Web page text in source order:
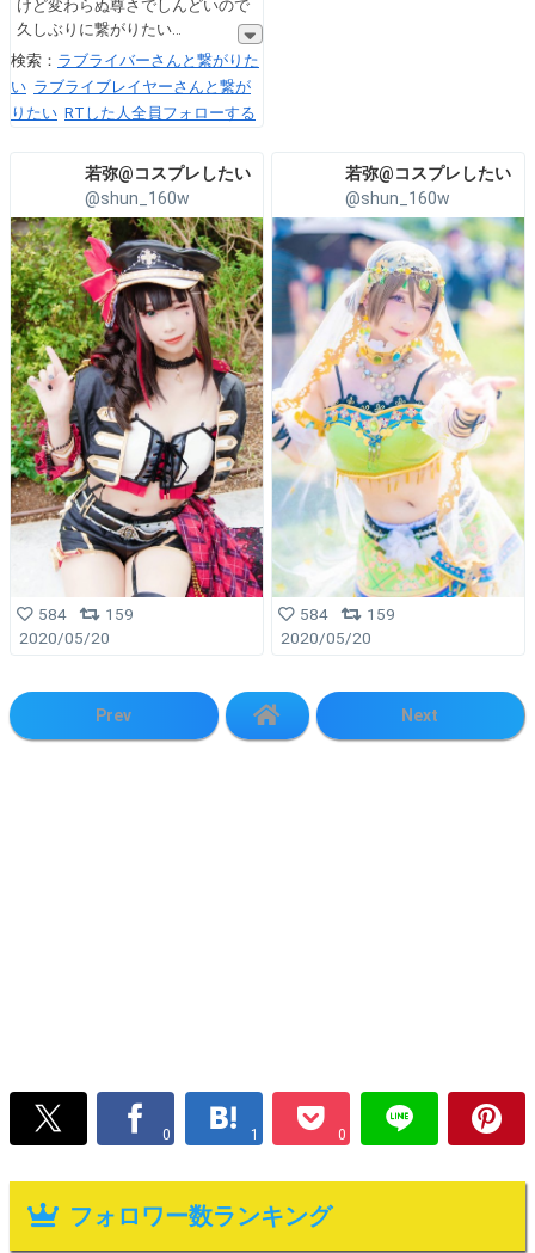
けど変わらぬ尊さでしんどいので
久しぶりに繋がりたい
検索： ラブライバーさんと繋がりた
い ラブライブレイヤーさんと繋が
りたい RTした人全員フォローする
若弥@コスプレしたい
@shun_160w
584
159
2020/05/20
若弥@コスプレしたい
@shun_160w
584
159
2020/05/20
Prev Next
0 1 0
フォロワー数ランキング